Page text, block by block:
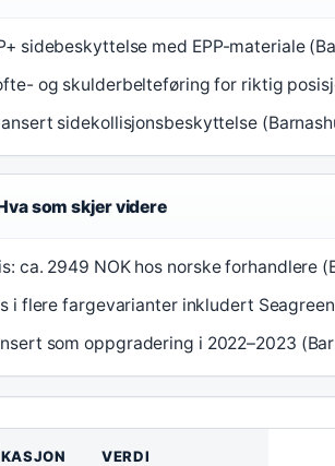
sidebeskyttelse med EPP-materiale
og skulderbelteføring for riktig
sidekollisjonsbeskyttelse
som skjer videre
ca. 2949 NOK hos norske forhandlere
i flere fargevarianter inkludert
som oppgradering i 2022–2023
VERDI